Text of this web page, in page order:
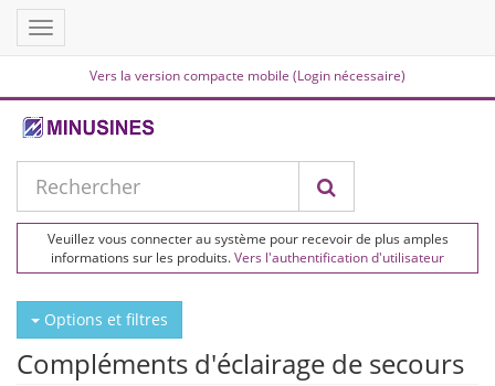
Vers la version compacte mobile (Login nécessaire)
Toggle
navigation
Veuillez vous connecter au système pour recevoir de plus amples
informations sur les produits.Vers l'authentification d'utilisateur
Options et filtres
Compléments d'éclairage de secours